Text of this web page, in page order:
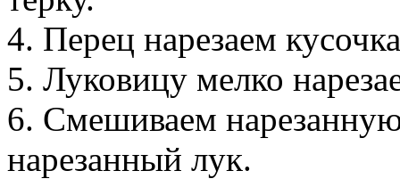
4. Перец нарезаем
5. Луковицу мелко
6. Смешиваем
нарезанный лук.